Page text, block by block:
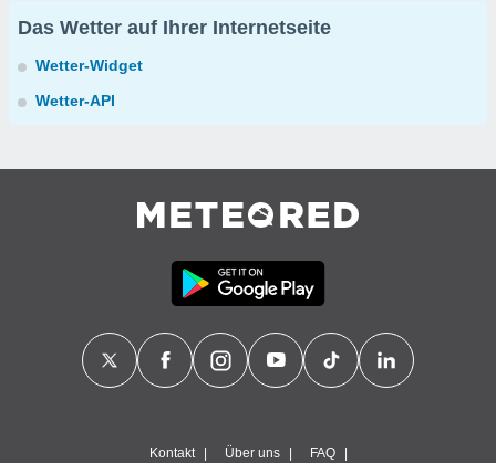
Das Wetter auf Ihrer Internetseite
Wetter-Widget
Wetter-API
Kontakt Über uns FAQ